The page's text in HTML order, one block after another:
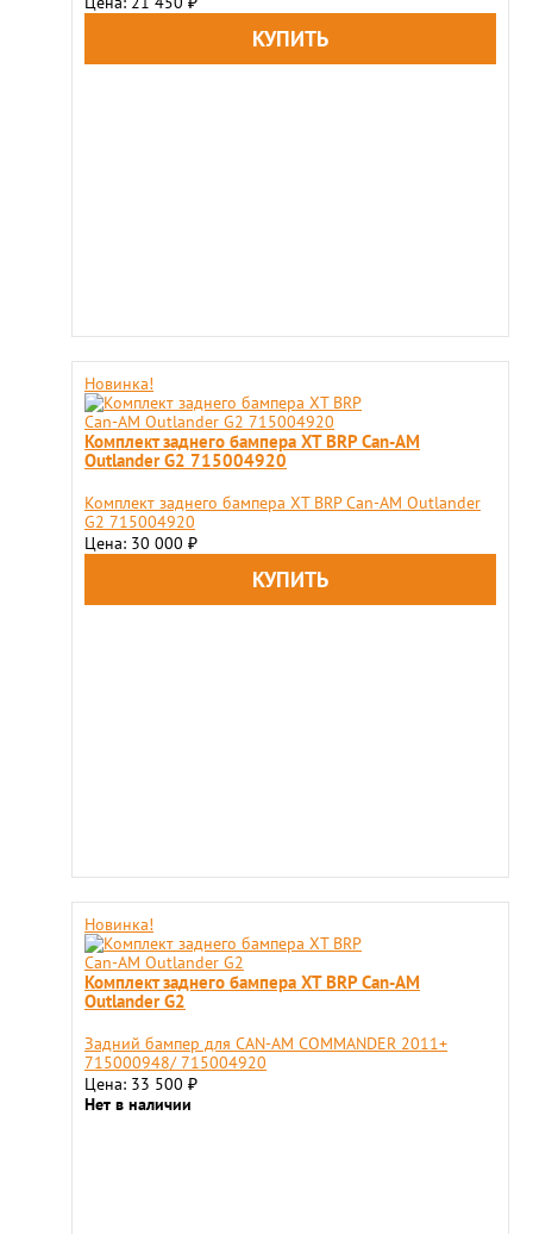
₽
Новинка!
Комплект заднего бампера XT BRP Can-AM
Outlander G2 715004920
Комплект заднего бампера XT BRP Can-AM Outlander
G2 715004920
Цена: 30 000 ₽
Новинка!
Комплект заднего бампера XT BRP Can-AM
Outlander G2
Задний бампер для CAN-AM COMMANDER 2011+
715000948/ 715004920
Цена: 33 500 ₽
Нет в наличии